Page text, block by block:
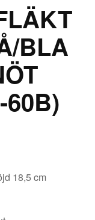
BLA
60B)
18,5 cm